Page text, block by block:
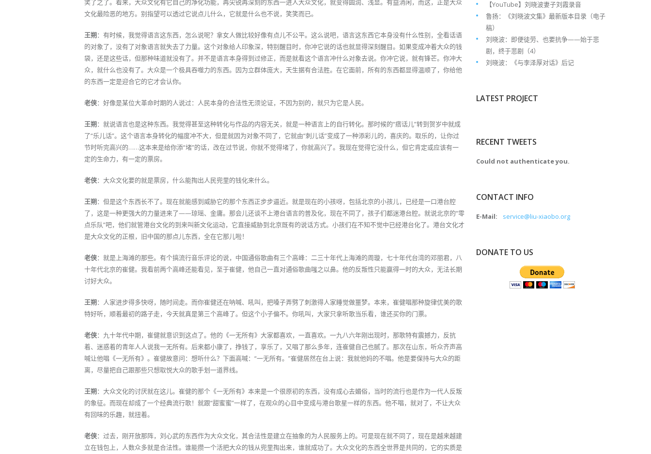
笑了之了。看来，大众文化有它自己的净化功能，再尖锐再深刻的东西一进人大众文化，就变得圆润、浅显。有益消闲，而这，正是大众
文化最险恶的地方。别指望可以透过它说点儿什么，它就是什么也不说，笑笑而已。
王朔：有时候，我觉得语言这东西，怎么说呢？拿女人做比较好像有点儿不公平。这么说吧，语言这东西它本身没有什么性别，全看话语
的对象了，没有了对象语言就失去了力量。这个对象给人印象深，特别醒目时，你冲它说的话也就显得深刻醒目。如果变成冲着大众的钱
袋，还是这些话，但那种味道就没有了。并不是语言本身得到过修正，而是就看这个语言冲什么对象去说。你冲它说，就有锋芒。你冲大
众，就什么也没有了。大众是一个极具吞噬力的东西。因为立群体庞大，天生据有合法胜。在它面前，所有的东西都显得温顺了，你给他
的东西一定是迎合它的它才会认你。
老侠：好像是某位大革命时期的人说过：人民本身的合法性无须论证，不因为别的，就只为它是人民。
王朔：就说语言也是这种东西。我觉得甚至这种转化与作品的内容无关，就是一种语言上的自行转化。那时候的“痞话儿”转到贺岁中就成
了“乐儿话”。这个语言本身转化的幅度冲不大，但是就因为对象不同了，它就由“刺儿话”变成了一种添彩儿的，喜庆的。取乐的，让你过
节时听完高兴的……这本来是给你添“堵”的话，改在过节说，你就不觉得堵了，你就高兴了。我现在觉得它没什么，但它肯定或应该有一
定的生命力，有一定的票房。
老侠：大众文化要的就是票房，什么能掏出人民兜里的钱化来什么。
王朔：但是这个东西长不了。现在就能感到威胁它的那个东西正步步逼近。就是现在的小孩呀，包括北京的小孩儿，已经是一口港台腔
了，这是一种更强大的力量进来了——琼瑶、金庸。那会儿还谈不上港台语言的普及化，现在不同了，孩子们都迷港台腔。就说北京的“零
点乐队”吧，他们就管港台文化的到来叫新文化运动，它直接威胁到北京既有的说话方式。小孩们在不知不觉中已经港台化了。港台文化才
是大众文化的正根，旧中国的那点儿东西，全在它那儿啦！
老侠：就是上海滩的那些。有个搞流行音乐评论的说，中国通俗歌曲有三个高峰：二三十年代上海滩的周璇，七十年代台湾的邓丽君，八
十年代北京的崔健。我看前两个高峰还能看见，至于崔健，他自己一直对通俗歌曲嗤之以鼻。他的反叛性只能赢得一时的大众，无法长期
讨好大众。
王朔：人家进步得多快呀，随时间走。而你崔健还在呐喊、吼叫，把嗓子弄劈了刺激得人家睡觉做噩梦。本来，崔健唱那种旋律优美的歌
特好听，顺着最初的路子走，今天就真是第三个高峰了。但这个小子偏不。你吼叫，大家只拿听歌当乐看，谁还买你的门票。
老侠：九十年代中期，崔健就意识到这点了。他的《一无所有》大家都喜欢，一直喜欢。一九八六年刚出现时，那歌特有震撼力，反抗
着、迷惑着的青年人人说我一无所有。后来都小康了，挣钱了，享乐了，又唱了那么多年，连崔健自己也腻了。那次在山东，听众齐声高
喊让他唱《一无所有》。崔健故意问：想听什么？下面高喊：“一无所有。”崔健居然在台上说：我就他妈的不唱。他是要保持与大众的距
离，尽量把自己跟那些只想取悦大众的歌手划一道界线。
王朔：大众文化的讨厌就在这儿。崔健的那个《一无所有》本来是一个很原初的东西，没有成心去媚俗，当时的流行也是作为一代人反叛
的象征。而现在却成了一个经典流行歌！就跟“甜蜜蜜”一样了，在观众的心目中变成与港台歌星一样的东西。他不唱，就对了，不让大众
有回味的乐趣，就扭着。
老侠：过去，刚开放那阵，刘心武的东西作为大众文化，其合法性是建立在抽象的为人民服务上的。可是现在就不同了，现在是越来越建
立在钱包上，人数众多就是合法性。谁能攒一个活把大众的钱从兜里掏出来，谁就成功了。大众文化的东西全世界是共同的，它的实质是
【YouTube】刘晓波妻子刘霞录音
鲁扬：《刘晓波文集》最新版本目录（电子
稿）
刘晓波：即便徒劳、也要抗争——始于悲
剧，终于悲剧（4）
刘晓波：《与李泽厚对话》后记
LATEST PROJECT
RECENT TWEETS
Could not authenticate you.
CONTACT INFO
E-Mail: service@liu-xiaobo.org
DONATE TO US